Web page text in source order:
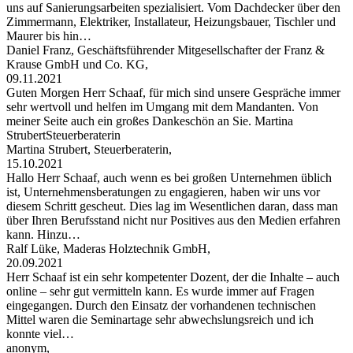
uns auf Sanierungsarbeiten spezialisiert. Vom Dachdecker über den
Zimmermann, Elektriker, Installateur, Heizungsbauer, Tischler und
Maurer bis hin…
Daniel Franz, Geschäftsführender Mitgesellschafter der Franz &
Krause GmbH und Co. KG,
09.11.2021
Guten Morgen Herr Schaaf, für mich sind unsere Gespräche immer
sehr wertvoll und helfen im Umgang mit dem Mandanten. Von
meiner Seite auch ein großes Dankeschön an Sie. Martina
StrubertSteuerberaterin
Martina Strubert, Steuerberaterin,
15.10.2021
Hallo Herr Schaaf, auch wenn es bei großen Unternehmen üblich
ist, Unternehmensberatungen zu engagieren, haben wir uns vor
diesem Schritt gescheut. Dies lag im Wesentlichen daran, dass man
über Ihren Berufsstand nicht nur Positives aus den Medien erfahren
kann. Hinzu…
Ralf Lüke, Maderas Holztechnik GmbH,
20.09.2021
Herr Schaaf ist ein sehr kompetenter Dozent, der die Inhalte – auch
online – sehr gut vermitteln kann. Es wurde immer auf Fragen
eingegangen. Durch den Einsatz der vorhandenen technischen
Mittel waren die Seminartage sehr abwechslungsreich und ich
konnte viel…
anonym,